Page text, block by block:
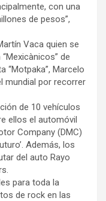
con una
de pesos”,
Vaca quien se
de
“Motpaka”, Marcelo
mundial por recorrer
de 10 vehículos
ellos el automóvil
Company (DMC)
Además, los
del auto Rayo
para toda la
de rock en las